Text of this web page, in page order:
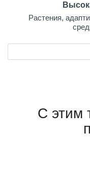
Растения,
С этим